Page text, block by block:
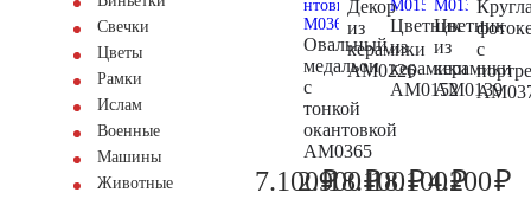
Свечки
Цветы
Рамки
Ислам
Военные
Машины
Животные
Овальный
медальон
с
тонкой
окантовкой
AM0365
7.500
7.100₽
Декор
из
керамики
AM0226
3.000
2.900₽
Цветник
из
керамики
AM0152
19.000
18.100₽
Цветник
из
керамики
AM0139
19.000
18.100₽
с
4.200₽